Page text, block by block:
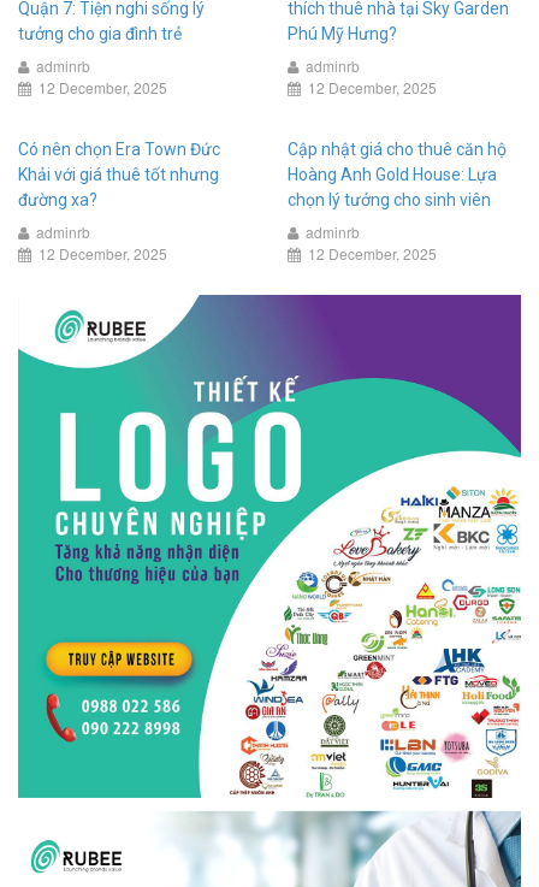
Quận 7: Tiện nghi sống lý
tưởng cho gia đình trẻ
adminrb
12 December, 2025
thích thuê nhà tại Sky Garden
Phú Mỹ Hưng?
adminrb
12 December, 2025
Có nên chọn Era Town Đức
Khải với giá thuê tốt nhưng
đường xa?
adminrb
12 December, 2025
Cập nhật giá cho thuê căn hộ
Hoàng Anh Gold House: Lựa
chọn lý tưởng cho sinh viên
adminrb
12 December, 2025